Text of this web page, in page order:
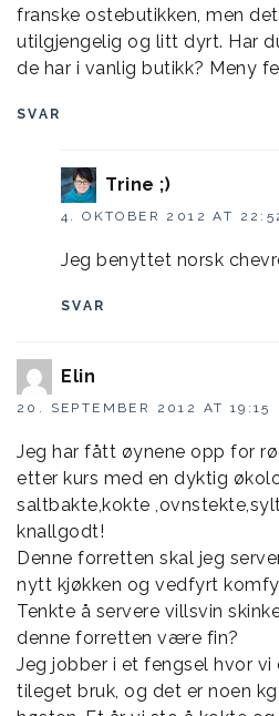
franske ostebutikken, men
utilgjengelig og litt dyrt. Har
de har i vanlig butikk? Meny
SVAR
Trine ;)
4. OKTOBER 2012 AT
Jeg benyttet norsk
SVAR
Elin
20. SEPTEMBER 2012 AT 19:15
Jeg har fått øynene opp for
etter kurs med en dyktig
saltbakte,kokte
knallgodt!
Denne forretten skal jeg
nytt kjøkken og vedfyrt
Tenkte å servere villsvin
denne forretten være fin?
Jeg jobber i et fengsel hvor
tileget bruk, og det er noen